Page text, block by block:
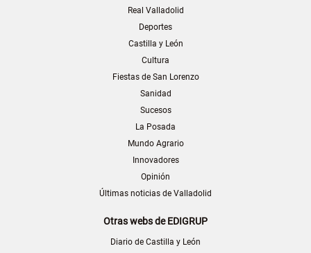
Real Valladolid
Deportes
Castilla y León
Cultura
Fiestas de San Lorenzo
Sanidad
Sucesos
La Posada
Mundo Agrario
Innovadores
Opinión
Últimas noticias de Valladolid
Otras webs de EDIGRUP
Diario de Castilla y León